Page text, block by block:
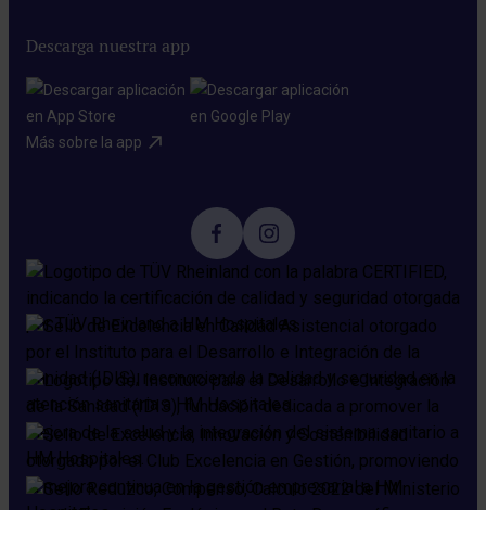
Descarga nuestra app
Más sobre la app​